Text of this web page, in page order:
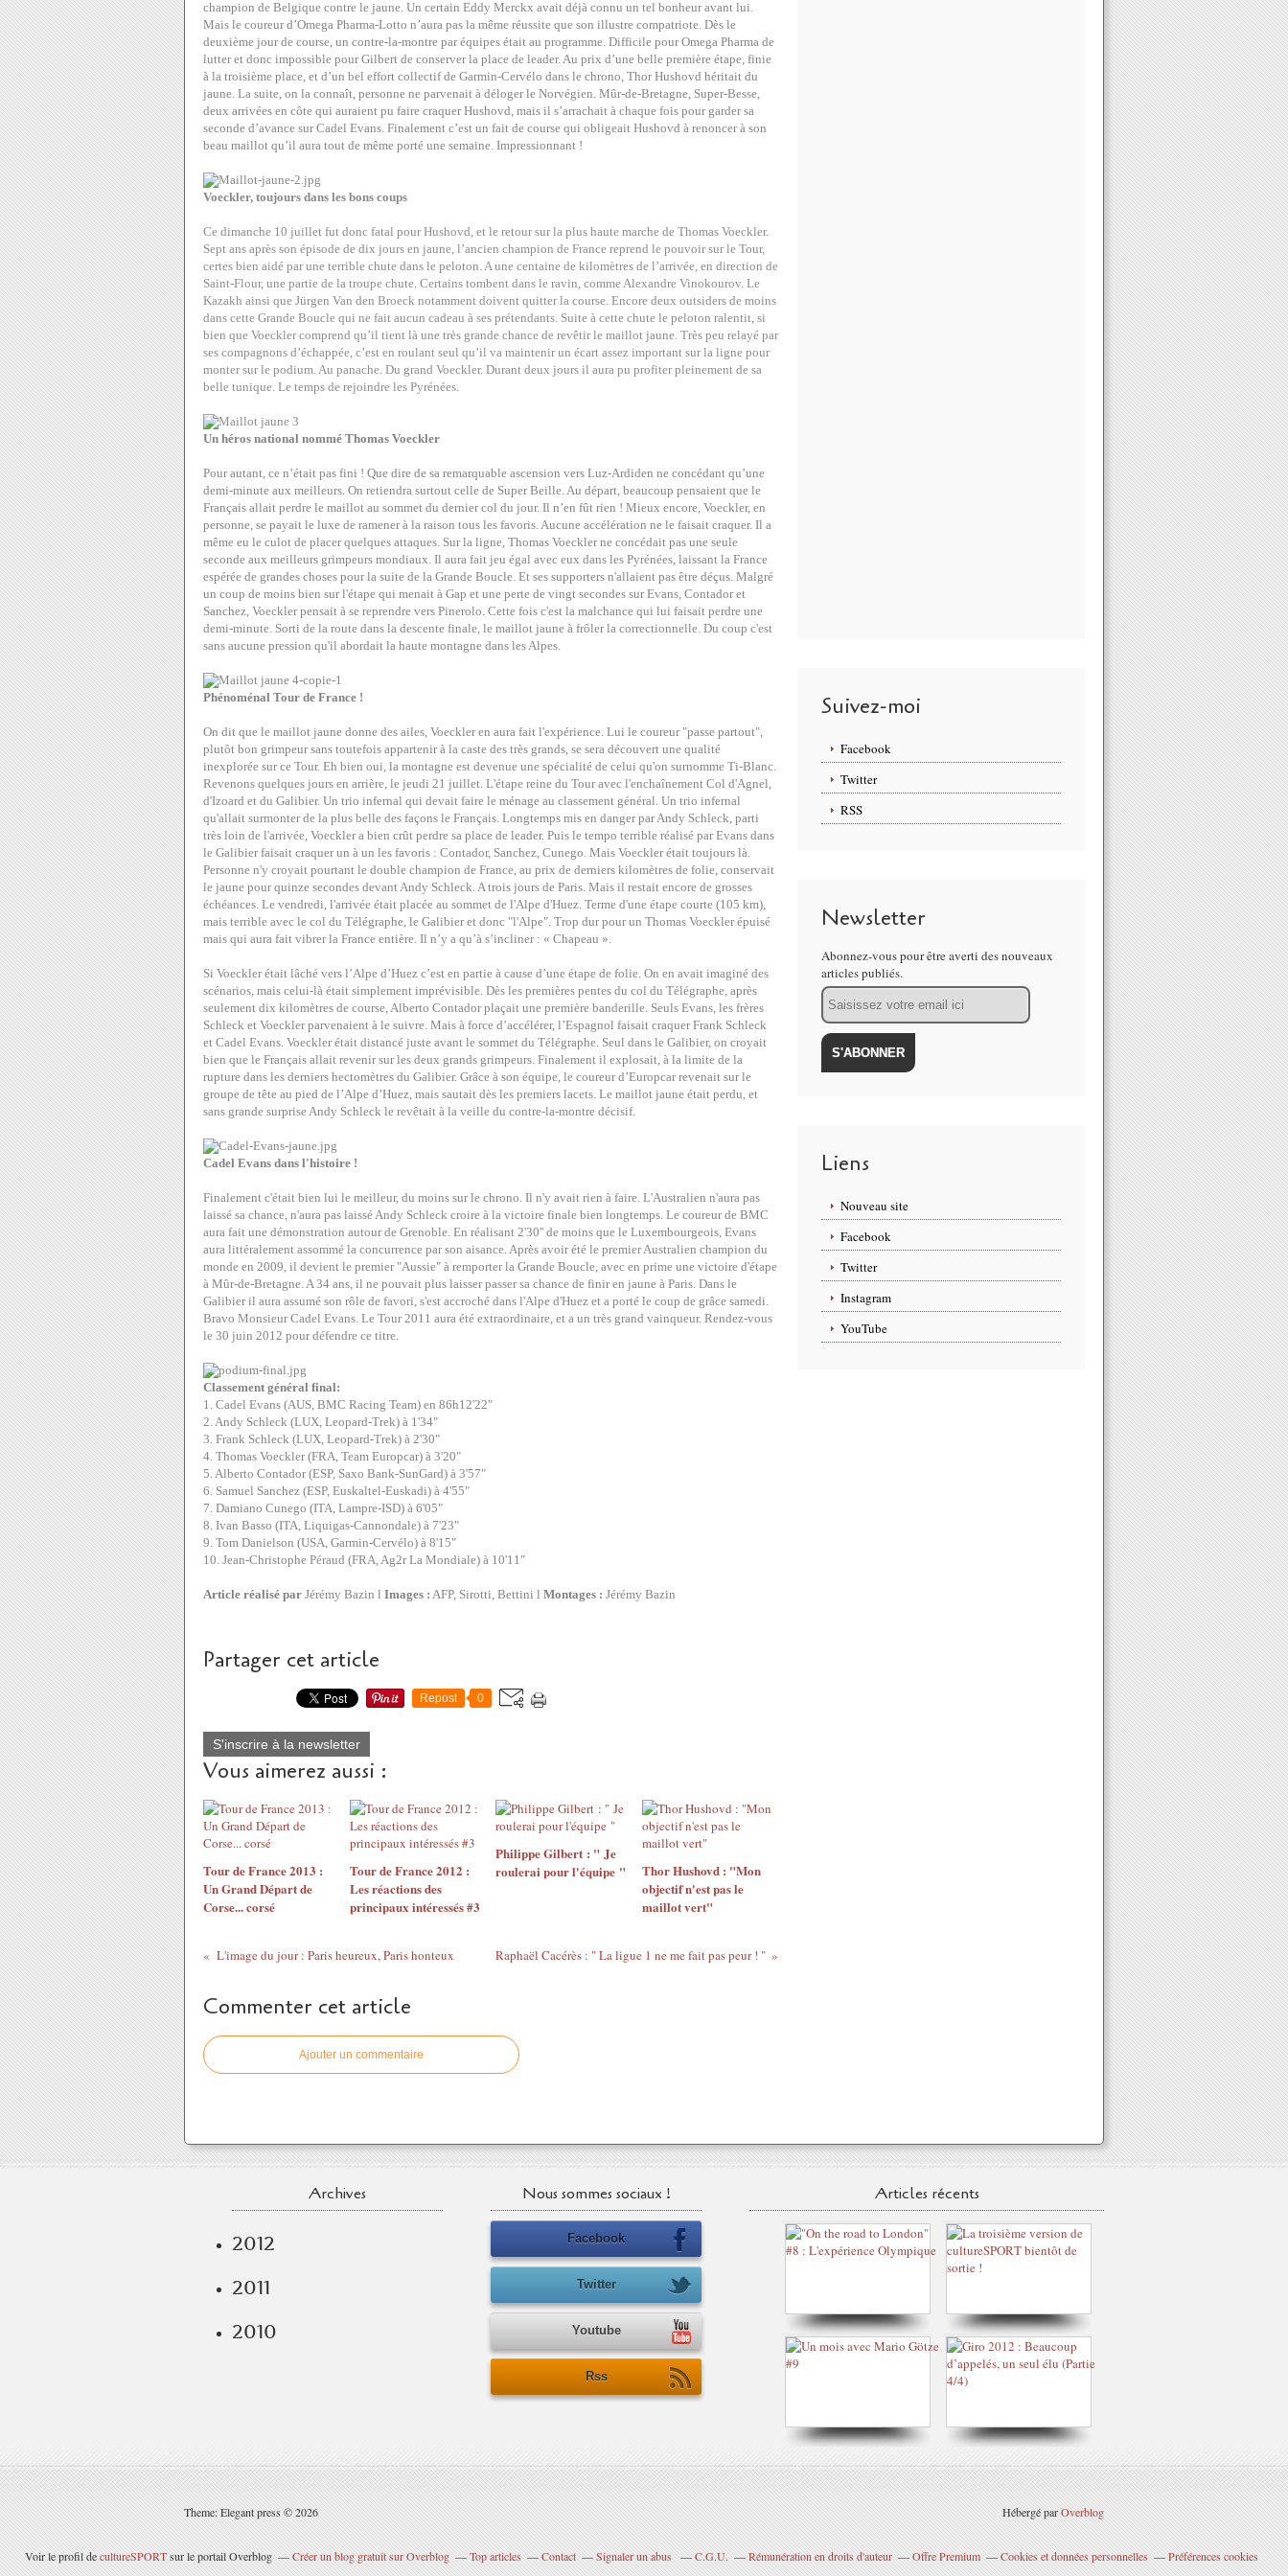
champion de Belgique contre le jaune. Un certain Eddy Merckx avait déjà connu un tel bonheur avant lui.
Mais le coureur d’Omega Pharma-Lotto n’aura pas la même réussite que son illustre compatriote. Dès le
deuxième jour de course, un contre-la-montre par équipes était au programme. Difficile pour Omega Pharma de
lutter et donc impossible pour Gilbert de conserver la place de leader. Au prix d’une belle première étape, finie
à la troisième place, et d’un bel effort collectif de Garmin-Cervélo dans le chrono, Thor Hushovd héritait du
jaune. La suite, on la connaît, personne ne parvenait à déloger le Norvégien. Mûr-de-Bretagne, Super-Besse,
deux arrivées en côte qui auraient pu faire craquer Hushovd, mais il s’arrachait à chaque fois pour garder sa
seconde d’avance sur Cadel Evans. Finalement c’est un fait de course qui obligeait Hushovd à renoncer à son
beau maillot qu’il aura tout de même porté une semaine. Impressionnant !
Voeckler, toujours dans les bons coups
Ce dimanche 10 juillet fut donc fatal pour Hushovd, et le retour sur la plus haute marche de Thomas Voeckler.
Sept ans après son épisode de dix jours en jaune, l’ancien champion de France reprend le pouvoir sur le Tour,
certes bien aidé par une terrible chute dans le peloton. A une centaine de kilomètres de l’arrivée, en direction de
Saint-Flour, une partie de la troupe chute. Certains tombent dans le ravin, comme Alexandre Vinokourov. Le
Kazakh ainsi que Jürgen Van den Broeck notamment doivent quitter la course. Encore deux outsiders de moins
dans cette Grande Boucle qui ne fait aucun cadeau à ses prétendants. Suite à cette chute le peloton ralentit, si
bien que Voeckler comprend qu’il tient là une très grande chance de revêtir le maillot jaune. Très peu relayé par
ses compagnons d’échappée, c’est en roulant seul qu’il va maintenir un écart assez important sur la ligne pour
monter sur le podium. Au panache. Du grand Voeckler. Durant deux jours il aura pu profiter pleinement de sa
belle tunique. Le temps de rejoindre les Pyrénées.
Un héros national nommé Thomas Voeckler
Pour autant, ce n’était pas fini ! Que dire de sa remarquable ascension vers Luz-Ardiden ne concédant qu’une
demi-minute aux meilleurs. On retiendra surtout celle de Super Beille. Au départ, beaucoup pensaient que le
Français allait perdre le maillot au sommet du dernier col du jour. Il n’en fût rien ! Mieux encore, Voeckler, en
personne, se payait le luxe de ramener à la raison tous les favoris. Aucune accélération ne le faisait craquer. Il a
même eu le culot de placer quelques attaques. Sur la ligne, Thomas Voeckler ne concédait pas une seule
seconde aux meilleurs grimpeurs mondiaux. Il aura fait jeu égal avec eux dans les Pyrénées, laissant la France
espérée de grandes choses pour la suite de la Grande Boucle. Et ses supporters n'allaient pas être déçus. Malgré
un coup de moins bien sur l'étape qui menait à Gap et une perte de vingt secondes sur Evans, Contador et
Sanchez, Voeckler pensait à se reprendre vers Pinerolo. Cette fois c'est la malchance qui lui faisait perdre une
demi-minute. Sorti de la route dans la descente finale, le maillot jaune à frôler la correctionnelle. Du coup c'est
sans aucune pression qu'il abordait la haute montagne dans les Alpes.
Phénoménal Tour de France !
On dit que le maillot jaune donne des ailes, Voeckler en aura fait l'expérience. Lui le coureur "passe partout",
plutôt bon grimpeur sans toutefois appartenir à la caste des très grands, se sera découvert une qualité
inexplorée sur ce Tour. Eh bien oui, la montagne est devenue une spécialité de celui qu'on surnomme Ti-Blanc.
Revenons quelques jours en arrière, le jeudi 21 juillet. L'étape reine du Tour avec l'enchaînement Col d'Agnel,
d'Izoard et du Galibier. Un trio infernal qui devait faire le ménage au classement général. Un trio infernal
qu'allait surmonter de la plus belle des façons le Français. Longtemps mis en danger par Andy Schleck, parti
très loin de l'arrivée, Voeckler a bien crût perdre sa place de leader. Puis le tempo terrible réalisé par Evans dans
le Galibier faisait craquer un à un les favoris : Contador, Sanchez, Cunego. Mais Voeckler était toujours là.
Personne n'y croyait pourtant le double champion de France, au prix de derniers kilomètres de folie, conservait
le jaune pour quinze secondes devant Andy Schleck. A trois jours de Paris. Mais il restait encore de grosses
échéances. Le vendredi, l'arrivée était placée au sommet de l'Alpe d'Huez. Terme d'une étape courte (105 km),
mais terrible avec le col du Télégraphe, le Galibier et donc "l'Alpe". Trop dur pour un Thomas Voeckler épuisé
mais qui aura fait vibrer la France entière. Il n’y a qu’à s’incliner : « Chapeau ».
Si Voeckler était lâché vers l’Alpe d’Huez c’est en partie à cause d’une étape de folie. On en avait imaginé des
scénarios, mais celui-là était simplement imprévisible. Dès les premières pentes du col du Télégraphe, après
seulement dix kilomètres de course, Alberto Contador plaçait une première banderille. Seuls Evans, les frères
Schleck et Voeckler parvenaient à le suivre. Mais à force d’accélérer, l’Espagnol faisait craquer Frank Schleck
et Cadel Evans. Voeckler était distancé juste avant le sommet du Télégraphe. Seul dans le Galibier, on croyait
bien que le Français allait revenir sur les deux grands grimpeurs. Finalement il explosait, à la limite de la
rupture dans les derniers hectomètres du Galibier. Grâce à son équipe, le coureur d’Europcar revenait sur le
groupe de tête au pied de l’Alpe d’Huez, mais sautait dès les premiers lacets. Le maillot jaune était perdu, et
sans grande surprise Andy Schleck le revêtait à la veille du contre-la-montre décisif.
Cadel Evans dans l'histoire !
Finalement c'était bien lui le meilleur, du moins sur le chrono. Il n'y avait rien à faire. L'Australien n'aura pas
laissé sa chance, n'aura pas laissé Andy Schleck croire à la victoire finale bien longtemps. Le coureur de BMC
aura fait une démonstration autour de Grenoble. En réalisant 2'30'' de moins que le Luxembourgeois, Evans
aura littéralement assommé la concurrence par son aisance. Après avoir été le premier Australien champion du
monde en 2009, il devient le premier "Aussie" à remporter la Grande Boucle, avec en prime une victoire d'étape
à Mûr-de-Bretagne. A 34 ans, il ne pouvait plus laisser passer sa chance de finir en jaune à Paris. Dans le
Galibier il aura assumé son rôle de favori, s'est accroché dans l'Alpe d'Huez et a porté le coup de grâce samedi.
Bravo Monsieur Cadel Evans. Le Tour 2011 aura été extraordinaire, et a un très grand vainqueur. Rendez-vous
le 30 juin 2012 pour défendre ce titre.
Classement général final:
1. Cadel Evans (AUS, BMC Racing Team) en 86h12'22"
2. Andy Schleck (LUX, Leopard-Trek) à 1'34"
3. Frank Schleck (LUX, Leopard-Trek) à 2'30"
4. Thomas Voeckler (FRA, Team Europcar) à 3'20"
5. Alberto Contador (ESP, Saxo Bank-SunGard) à 3'57"
6. Samuel Sanchez (ESP, Euskaltel-Euskadi) à 4'55"
7. Damiano Cunego (ITA, Lampre-ISD) à 6'05"
8. Ivan Basso (ITA, Liquigas-Cannondale) à 7'23"
9. Tom Danielson (USA, Garmin-Cervélo) à 8'15"
10. Jean-Christophe Péraud (FRA, Ag2r La Mondiale) à 10'11"
Article réalisé par Jérémy Bazin l Images : AFP, Sirotti, Bettini l Montages : Jérémy Bazin
Partager cet article
Repost 0
S'inscrire à la newsletter
Vous aimerez aussi :
Tour de France 2013 :
Un Grand Départ de
Corse... corsé
Tour de France 2012 :
Les réactions des
principaux intéressés #3
Philippe Gilbert : " Je
roulerai pour l'équipe "
Thor Hushovd : "Mon
objectif n'est pas le
maillot vert"
L'image du jour : Paris heureux, Paris honteux Raphaël Cacérès : " La ligue 1 ne me fait pas peur ! "
Commenter cet article
Ajouter un commentaire
Suivez-moi
Facebook
Twitter
RSS
Newsletter
Abonnez-vous pour être averti des nouveaux
articles publiés.
Email
Liens
Nouveau site
Facebook
Twitter
Instagram
YouTube
Archives
2012
2011
2010
Nous sommes sociaux !
Facebook
Twitter
Youtube
Rss
Articles récents
Theme: Elegant press © 2026 Hébergé parOverblog
Voir le profil decultureSPORTsur le portail Overblog Créer un blog gratuit sur Overblog Top articles Contact Signaler un abus C.G.U. Rémunération en droits d'auteur Offre Premium Cookies et données personnelles Préférences cookies